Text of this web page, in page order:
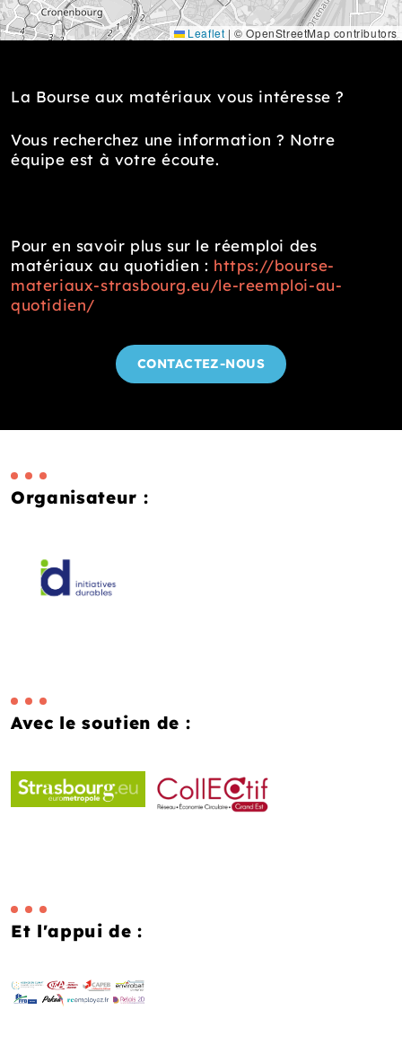
Leaflet | © OpenStreetMap contributors
La Bourse aux matériaux vous intéresse ?
Vous recherchez une information ? Notre
équipe est à votre écoute.
Pour en savoir plus sur le réemploi des
matériaux au quotidien : https://bourse-
materiaux-strasbourg.eu/le-reemploi-au-
quotidien/
CONTACTEZ-NOUS
Organisateur :
Avec le soutien de :
Et l'appui de :